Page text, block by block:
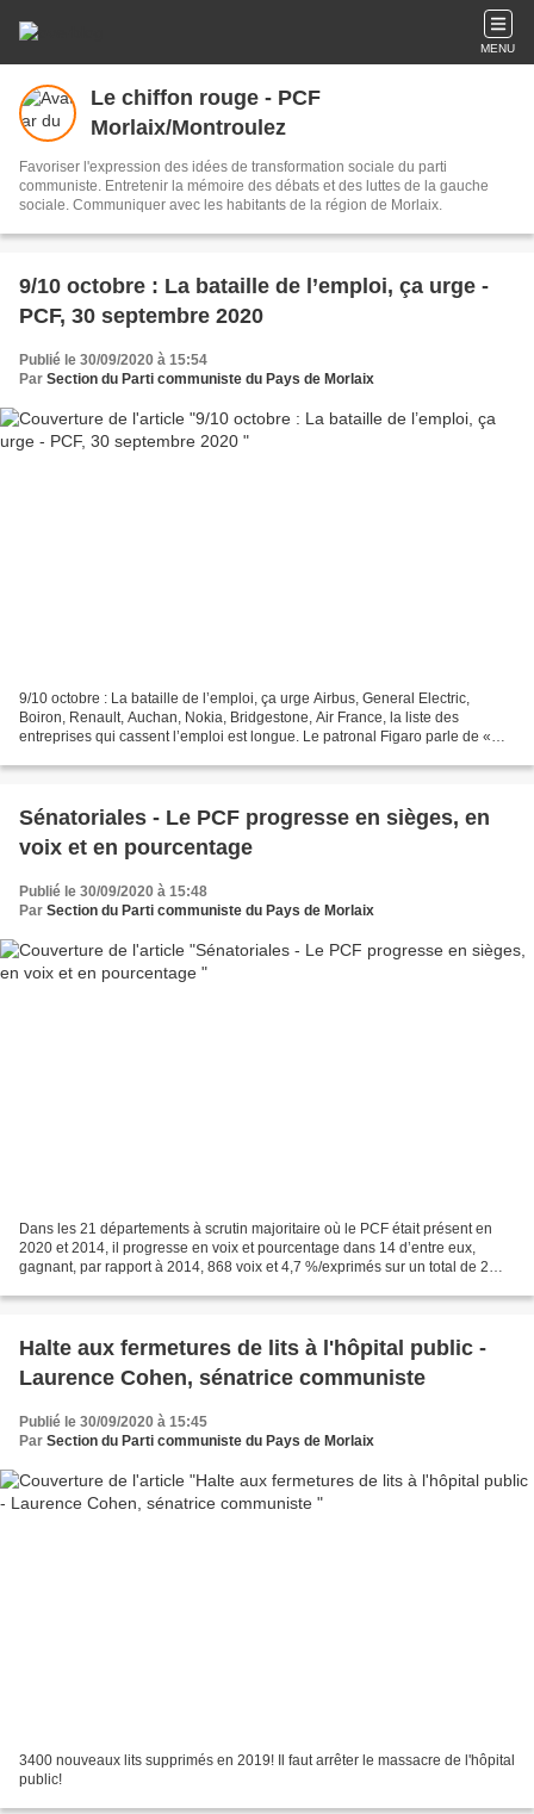
MENU
Le chiffon rouge - PCF
Morlaix/Montroulez
Favoriser l'expression des idées de transformation sociale du parti
communiste. Entretenir la mémoire des débats et des luttes de la gauche
sociale. Communiquer avec les habitants de la région de Morlaix.
9/10 octobre : La bataille de l’emploi, ça urge -
PCF, 30 septembre 2020
Publié le 30/09/2020 à 15:54
Par Section du Parti communiste du Pays de Morlaix
9/10 octobre : La bataille de l’emploi, ça urge Airbus, General Electric,
Boiron, Renault, Auchan, Nokia, Bridgestone, Air France, la liste des
entreprises qui cassent l’emploi est longue. Le patronal Figaro parle de «
Sénatoriales - Le PCF progresse en sièges, en
voix et en pourcentage
Publié le 30/09/2020 à 15:48
Par Section du Parti communiste du Pays de Morlaix
Dans les 21 départements à scrutin majoritaire où le PCF était présent en
2020 et 2014, il progresse en voix et pourcentage dans 14 d’entre eux,
gagnant, par rapport à 2014, 868 voix et 4,7 %/exprimés sur un total de 2
Halte aux fermetures de lits à l'hôpital public -
Laurence Cohen, sénatrice communiste
Publié le 30/09/2020 à 15:45
Par Section du Parti communiste du Pays de Morlaix
3400 nouveaux lits supprimés en 2019! Il faut arrêter le massacre de l'hôpital
public!